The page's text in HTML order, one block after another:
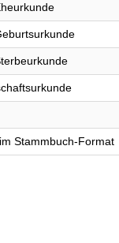
Stammbuch-Format